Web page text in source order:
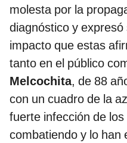
molesta por la
diagnóstico y
impacto que estas
tanto en el público
Melcochita, de 88
con un cuadro de la
fuerte infección de
combatiendo y lo han